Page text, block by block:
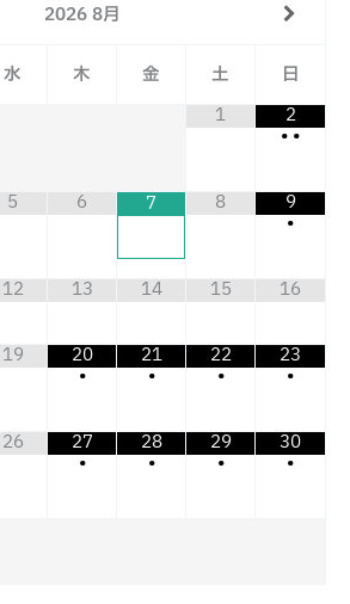
20268月
水 木 金 土
日
1
2
• •
5 6 7 8
9
•
12 13 14 15 16
19
20
•
21
•
22
•
23
•
26
27
•
28
•
29
•
30
•